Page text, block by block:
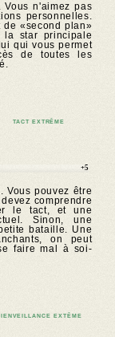
n'aimez pas
personnelles.
de «second plan»
la star principale
qui vous permet
de toutes les
TACT EXTRÊME
+5
Vous pouvez être
comprendre
le tact, et une
Sinon, une
bataille. Une
on peut
faire mal à soi-
EXTÊME